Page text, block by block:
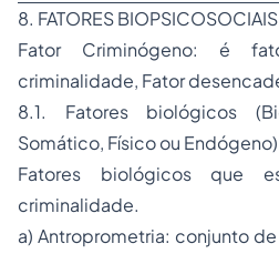
8. FATORES
Fator Criminógeno: é
criminalidade, Fator
8.1. Fatores biológicos
Somático, Físico ou Endógeno)
Fatores biológicos que
criminalidade.
a) Antroprometria: conjunto